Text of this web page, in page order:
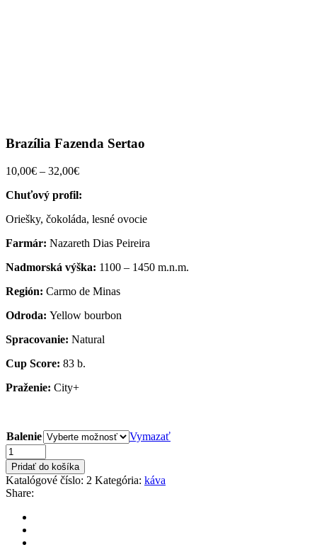
Brazília Fazenda Sertao
10,00€ – 32,00€Price
10,00€
32,00€
Chuťový profil:
Oriešky, čokoláda, lesné ovocie
Farmár: Nazareth Dias Peireira
Nadmorská výška: 1100 – 1450 m.n.m.
Región: Carmo de Minas
Odroda: Yellow bourbon
Spracovanie: Natural
Cup Score: 83 b.
Praženie: City+
Balenie
Vymazať
Množstvo
Pridať do košíka
Katalógové číslo: 2 Kategória: káva
Share: